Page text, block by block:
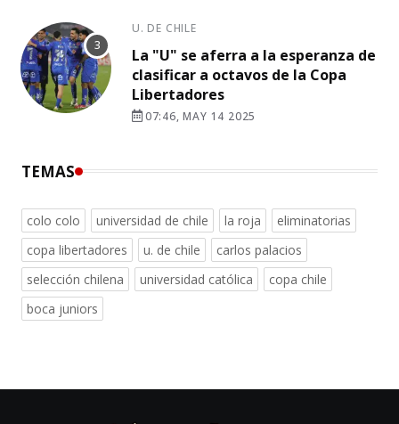
U. DE CHILE
La "U" se aferra a la esperanza de
clasificar a octavos de la Copa
Libertadores
07:46, MAY 14 2025
TEMAS
colo colo universidad de chile la roja
eliminatorias
copa libertadores
u. de chile
carlos palacios
selección chilena
universidad católica
copa chile
boca juniors